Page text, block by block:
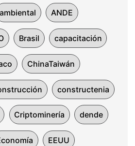
ambiental ANDE
Brasil capacitación
ChinaTaiwán
constructenia
Criptominería dende
EEUU